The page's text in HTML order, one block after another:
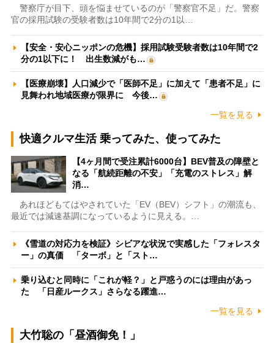
警察庁が目下、頭を悩ませているのが「警察官不足」だ。警察
官の採用試験の受験者数は10年間で2分の1以…
【安全・安心ニッポンの危機】採用試験受験者数は10年間で2
分の1以下に！ 出生数減がも…
【医療崩壊】人口減少で「医師不足」に加えて「患者不足」に
見舞われ地域医療が限界に 今後…
一覧を見る
快適クルマ生活 乗ってみた、使ってみた
【4ヶ月間で受注累計6000台】BEV普及の障壁と
なる「航続距離の不安」「充電のストレス」解
消…
あれほどもてはやされていた「EV（BEV）シフト」の潮流も、
最近では減速基調になっているように見える。…
《雪道の対応力を検証》シビアな状況で実感した「フォレスタ
ー」の真価 「ターボ」と「スト…
乗り込むと同時に「これが軽？」と戸惑うのには理由があっ
た 「日産ルークス」さらなる躍進…
一覧を見る
大竹聡の「昼酒御免！」